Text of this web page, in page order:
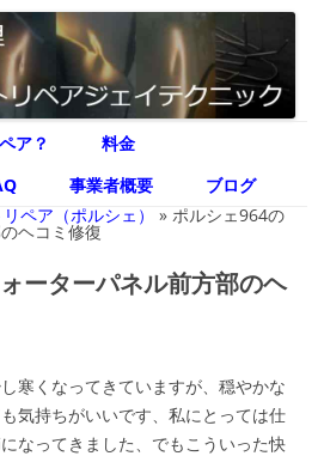
ェイテクニック
横浜市 デントリペア ジェイテクニック
ン
ツ
へ
ス
キ
プ
ア？
料金
事業者概要
ブログ
ペア（ポルシェ） » ポルシェ964の
ヘコミ修復
ーターパネル前方部のヘ
寒くなってきていますが、穏やかな
気持ちがいいです、私にとっては仕
なってきました、でもこういった快